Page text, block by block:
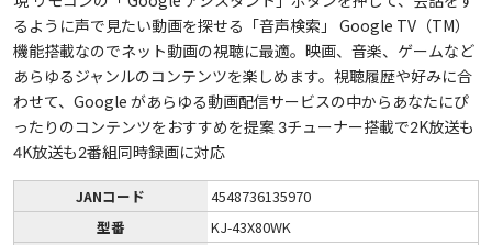
るように声で見たい動画を探せる「音声検索」 Google TV（TM）
機能搭載なのでネット動画の視聴に最適。映画、音楽、ゲームなど
あらゆるジャンルのコンテンツを楽しめます。視聴履歴や好みに合
わせて、Google があらゆる動画配信サービスの中からあなたにぴ
ったりのコンテンツをおすすめを提案 3チューナー搭載で2K放送も
4K放送も2番組同時録画に対応
JANコード
4548736135970
型番
KJ-43X80WK